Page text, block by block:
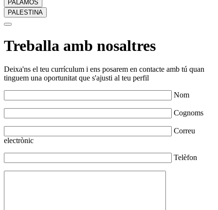
PALAMÓS
PALESTINA
Treballa amb nosaltres
Deixa'ns el teu currículum i ens posarem en contacte amb tú quan
tinguem una oportunitat que s'ajusti al teu perfil
Nom
Cognoms
Correu
electrònic
Telèfon